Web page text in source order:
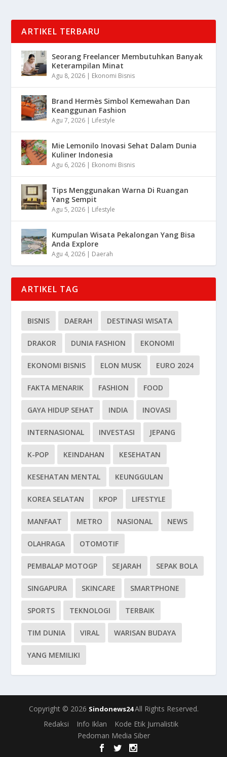
ARTIKEL TERBARU
Seorang Freelancer Membutuhkan Banyak
Keterampilan Minat
Agu 8, 2026 | Ekonomi Bisnis
Brand Hermès Simbol Kemewahan Dan
Keanggunan Fashion
Agu 7, 2026 | Lifestyle
Mie Lemonilo Inovasi Sehat Dalam Dunia
Kuliner Indonesia
Agu 6, 2026 | Ekonomi Bisnis
Tips Menggunakan Warna Di Ruangan
Yang Sempit
Agu 5, 2026 | Lifestyle
Kumpulan Wisata Pekalongan Yang Bisa
Anda Explore
Agu 4, 2026 | Daerah
ARTIKEL TAG
BISNIS DAERAH DESTINASI WISATA
DRAKOR DUNIA FASHION EKONOMI
EKONOMI BISNIS ELON MUSK EURO 2024
FAKTA MENARIK FASHION FOOD
GAYA HIDUP SEHAT INDIA INOVASI
INTERNASIONAL INVESTASI JEPANG
K-POP KEINDAHAN KESEHATAN
KESEHATAN MENTAL KEUNGGULAN
KOREA SELATAN KPOP LIFESTYLE
MANFAAT METRO NASIONAL NEWS
OLAHRAGA OTOMOTIF
PEMBALAP MOTOGP SEJARAH SEPAK BOLA
SINGAPURA SKINCARE SMARTPHONE
SPORTS TEKNOLOGI TERBAIK
TIM DUNIA VIRAL WARISAN BUDAYA
YANG MEMILIKI
Copyright © 2026 Sindonews24All Rights Reserved.
Redaksi
Info Iklan
Kode Etik Jurnalistik
Pedoman Media Siber